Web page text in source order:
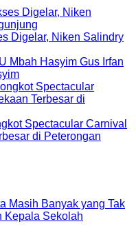
Digelar, Niken Salindry
Gus Irfan
Spectacular Carnival
di Peterongan